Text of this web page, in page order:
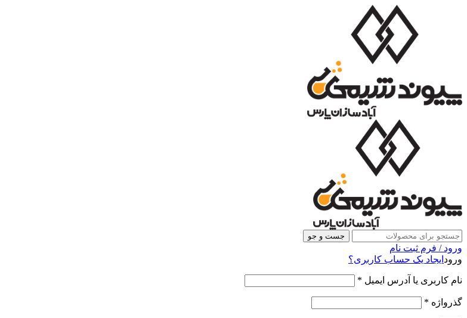
جست و جو
ورود / فرم ثبت نام
ورود ایجاد یک حساب کاربری؟
نام کاربری یا آدرس ایمیل *
گذرواژه *